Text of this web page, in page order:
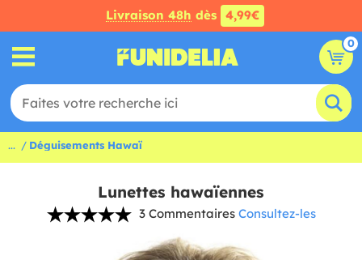
Livraison 48h dès 4,99€
0
... Déguisements Hawaï
Lunettes hawaïennes
3 Commentaires Consultez-les